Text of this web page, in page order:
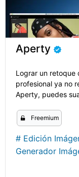
Aperty
Lograr un
profesional ya no
Aperty, puedes
Freemium
# Edición
Generador